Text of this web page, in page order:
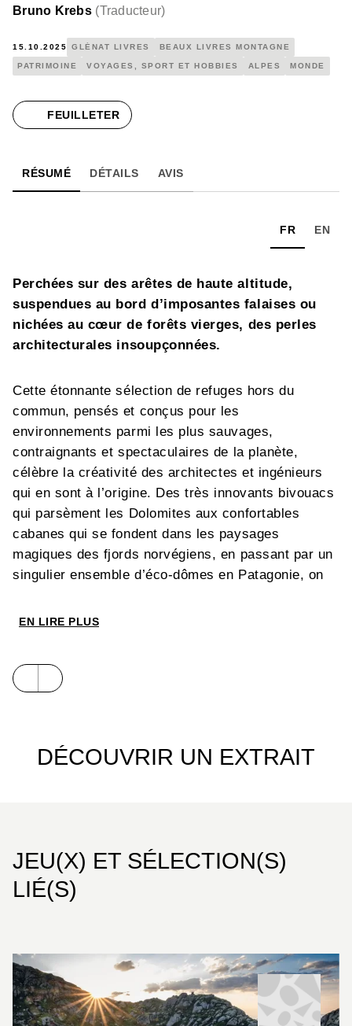
Bruno Krebs (Traducteur)
15.10.2025 GLÉNAT LIVRES BEAUX LIVRES MONTAGNE
PATRIMOINE VOYAGES, SPORT ET HOBBIES ALPES MONDE
FEUILLETER
RÉSUMÉ DÉTAILS AVIS
FR EN
Perchées sur des arêtes de haute altitude,
suspendues au bord d’imposantes falaises ou
nichées au cœur de forêts vierges, des perles
architecturales insoupçonnées.
Cette étonnante sélection de refuges hors du
commun, pensés et conçus pour les
environnements parmi les plus sauvages,
contraignants et spectaculaires de la planète,
célèbre la créativité des architectes et ingénieurs
qui en sont à l’origine. Des très innovants bivouacs
qui parsèment les Dolomites aux confortables
cabanes qui se fondent dans les paysages
magiques des fjords norvégiens, en passant par un
singulier ensemble d’éco-dômes en Patagonie, on
d’accès à ces quelque trente-quatre refuges
de rêve pour l’exploration et la contemplation –
l’idéal, en somme, pour vos prochaines excursions
EN LIRE PLUS
DÉCOUVRIR UN EXTRAIT
JEU(X) ET SÉLECTION(S)
LIÉ(S)